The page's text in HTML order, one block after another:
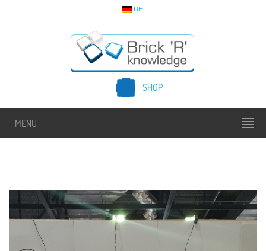
DE
SHOP
MENU